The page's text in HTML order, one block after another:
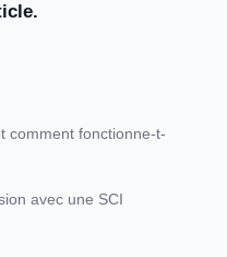
comment fonctionne-t-
avec une SCI